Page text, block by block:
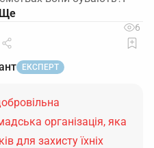
6
ЕКСПЕРТ
організація, яка
для захисту їхніх